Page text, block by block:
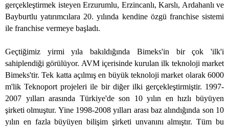
gerçekleştirmek isteyen Erzurumlu, Erzincanlı, Karslı, Ardahanlı ve
Bayburtlu yatırımcılara 20. yılında kendine özgü franchise sistemi
ile franchise vermeye başladı.
Geçtiğimiz yirmi yıla bakıldığında Bimeks'in bir çok 'ilk'i
sahiplendiği görülüyor. AVM içerisinde kurulan ilk teknoloji market
Bimeks'tir. Tek katta açılmış en büyük teknoloji market olarak 6000
m'lik Teknoport projeleri ile bir diğer ilki gerçekleştirmiştir. 1997-
2007 yılları arasında Türkiye'de son 10 yılın en hızlı büyüyen
şirketi olmuştur. Yine 1998-2008 yılları arası baz alındığında son 10
yılın en fazla büyüyen bilişim şirketi unvanını almıştır. Tüm bu